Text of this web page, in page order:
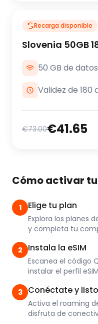
Recarga disponible
Slovenia 50GB
50 GB de datos
Validez de 180
€73.00€41.65
Cómo activar tu
1 Elige tu plan
Explora los planes
y completa tu
2 Instala la eSIM
Escanea el código
instalar el perfil
3 Conéctate y listo
Activa el roaming
disfruta de